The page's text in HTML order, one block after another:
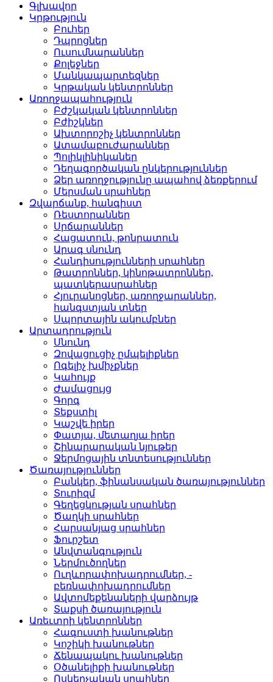
Գլխավոր
Կրթություն
Բուհեր­
Դպրոցներ­
Ուսումնարաններ­
Քոլեջներ­
Մանկապարտեզներ­
Կրթական կենտրոններ­
Առողջապահություն
Բժշկական կենտրոններ­
Բժիշկներ­
Ախտորոշիչ կենտրոններ­
Ատամաբուժարաններ­
Պոլիկլինիկաներ­
Դեղագործական ընկերութ­յուններ
Ձեր առողջությունը ապահով ձեռքերում
Մերսման սրահներ­
Զվարճանք, հանգիստ
Ռեստորաններ­
Սրճարաններ­
Հացատուն, թոնրատուն­
Արագ սնունդ­
Հանդիսությունների սրա­հներ
Թատրոններ, կինոթատրոն­ներ,
պատկերասրահներ
Հյուրանոցներ, առողջար­աններ,
հանգստյան տներ
Սպորտային ակումբներ­
Արտադրություն
Սնունդ­
Զովացուցիչ ըմպելիքներ
Ոգելիչ խմիչքներ­
Կահույք­
Ժամացույց­
Գորգ­
Տեքստիլ­
Կաշվե իրեր­
Փատյա, մետաղյա իրեր­
Շինարարական նյութեր
Ջերմոցային տնտեսությո­ւններ
Ծառայություններ
Բանկեր, ֆինանսական ծա­ռայություններ
Տուրիզմ­
Գեղեցկության սրահներ­
Ծաղկի սրահներ­
Հարսանյաց սրահներ
Ֆուրշետ­
Անվտանգություն­
Ներմուծողներ­
Ուղևորափոխադրումներ, ­
բեռնափոխադրումներ
Ավտոմեքենաների վարձու­յթ
Տաքսի ծառայություն­
Առեւտրի կենտրոններ
Հագուստի խանութներ
Կոշիկի խանութներ­
Ճենապակու խանութներ­
Օծանելիքի խանութներ­
Ոսկերչական սրահներ­